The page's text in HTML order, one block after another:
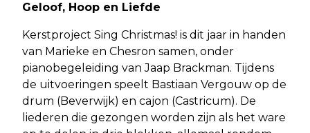
Geloof, Hoop en Liefde
Kerstproject Sing Christmas! is dit jaar in handen
van Marieke en Chesron samen, onder
pianobegeleiding van Jaap Brackman. Tijdens
de uitvoeringen speelt Bastiaan Vergouw op de
drum (Beverwijk) en cajon (Castricum). De
liederen die gezongen worden zijn als het ware